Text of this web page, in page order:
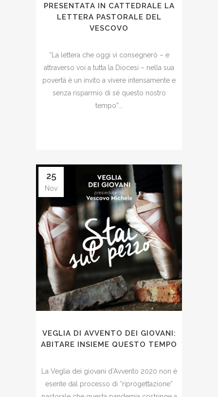
PRESENTATA IN CATTEDRALE LA
LETTERA PASTORALE DEL
VESCOVO
“La lettera che oggi vi consegnerò – e
attraverso voi a tutta la Diocesi – nella sua
povertà è un invito a vivere intensamente e
senza risparmio di sé questo nostro
tempo”...
25
Nov
VEGLIA DI AVVENTO DEI GIOVANI:
ABITARE INSIEME QUESTO TEMPO
La Veglia dei giovani d’Avvento 2020 non è
esente dal processo di “riprogettazione”